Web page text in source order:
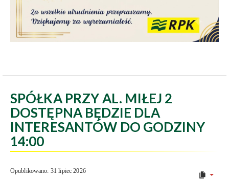
SPÓŁKA PRZY AL. MIŁEJ 2
DOSTĘPNA BĘDZIE DLA
INTERESANTÓW DO GODZINY
14:00
Opublikowano: 31 lipiec 2026